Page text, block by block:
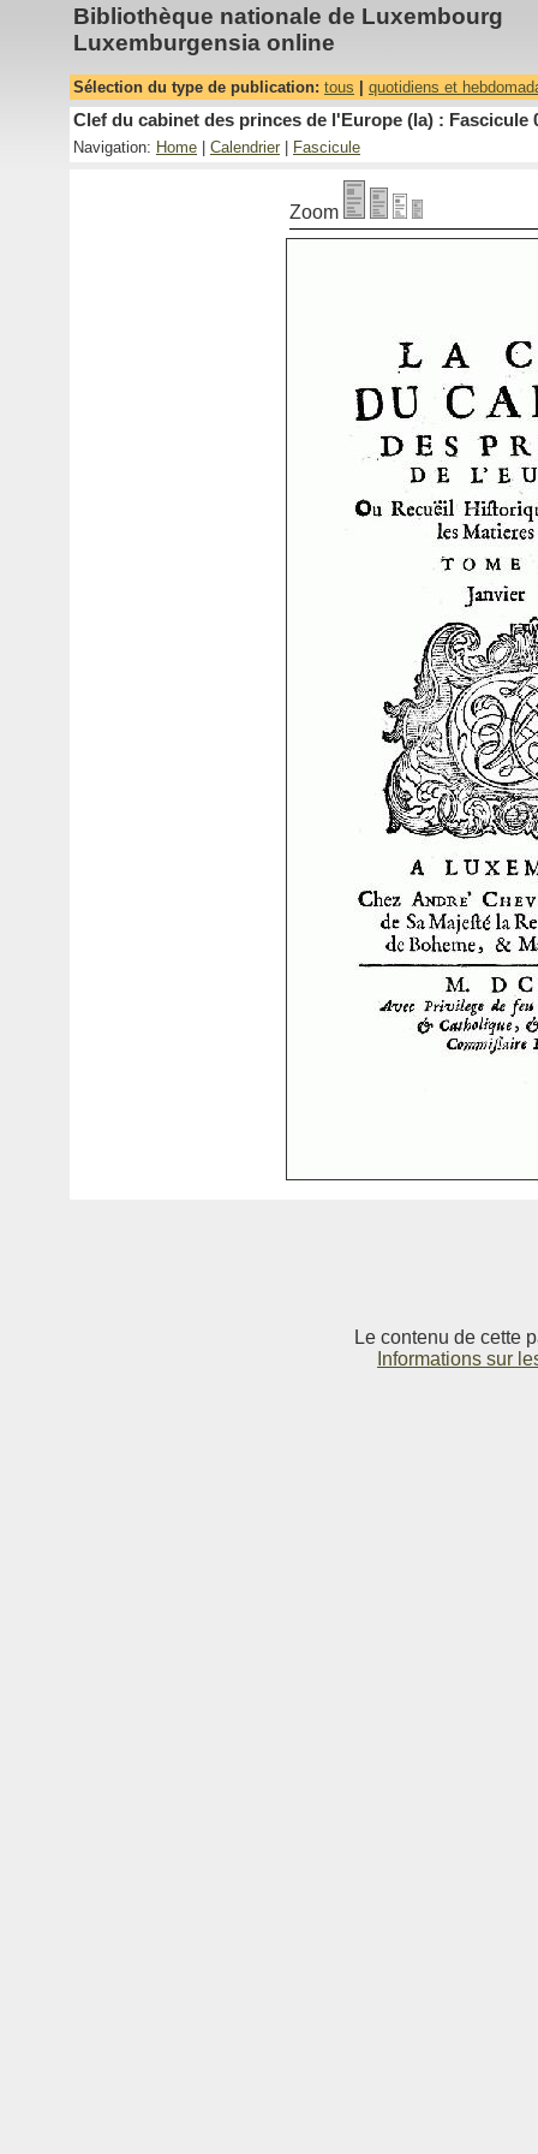
Bibliothèque nationale de Luxembourg
Luxemburgensia online
Sélection du type de publication: tous quotidiens et
Clef du cabinet des princes de l'Europe (la) : Fascicule
Navigation: Home Calendrier Fascicule
Zoom
Le contenu de cette
Informations sur